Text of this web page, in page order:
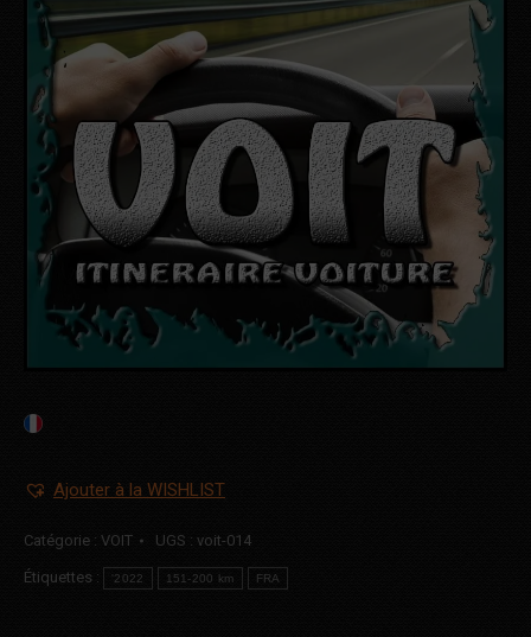
Ajouter à la WISHLIST
Catégorie : VOIT UGS : voit-014
Étiquettes : '2022 151-200 km FRA